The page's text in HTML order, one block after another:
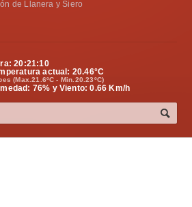
de Llanera y Siero
20:21:11
actual: 20.46°C
(Max.21.6ºC - Min.20.23ºC)
76% y Viento: 0.66 Km/h